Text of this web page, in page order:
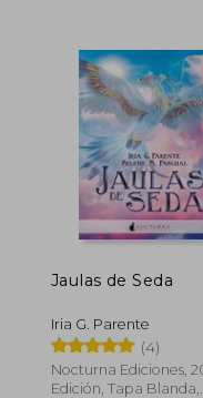
40%
dcto.
Jaulas de Seda
Iria G. Parente
(4)
Nocturna Ediciones,
Edición, Tapa Blanda,